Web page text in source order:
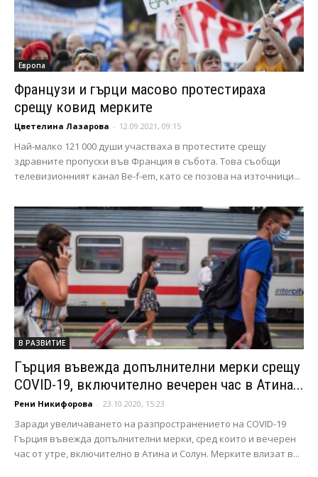
Европа
Французи и гърци масово протестираха
срещу ковид мерките
Цветелина Лазарова - 12.09.2021, 09:15
Най-малко 121 000 души участваха в протестите срещу
здравните пропуски във Франция в събота. Това съобщи
телевизионният канал Be-f-em, като се позова на източници...
В РАЗВИТИЕ
Гърция въвежда допълнителни мерки срещу
COVID-19, включително вечерен час в Атина...
Рени Никифорова - 23.10.2020, 15:23
Заради увеличаването на разпространението на COVID-19
Гърция въвежда допълнителни мерки, сред които и вечерен
час от утре, включително в Атина и Солун. Мерките влизат в...